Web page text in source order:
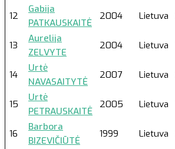
12
Gabija
PATKAUSKAITĖ
2004 Lietuva
13
Aurelija
ZELVYTE
2004 Lietuva
14
Urtė
NAVASAITYTĖ
2007 Lietuva
15
Urtė
PETRAUSKAITĖ
2005 Lietuva
16
Barbora
BIZEVIČIŪTĖ
1999 Lietuva